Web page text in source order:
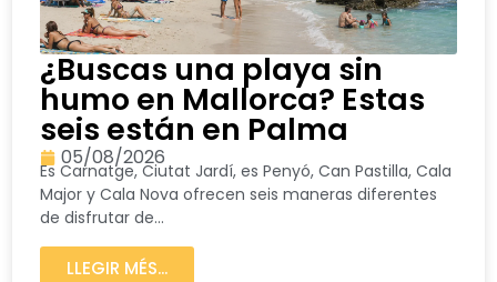
¿Buscas una playa sin
humo en Mallorca? Estas
seis están en Palma
05/08/2026
Es Carnatge, Ciutat Jardí, es Penyó, Can Pastilla, Cala
Major y Cala Nova ofrecen seis maneras diferentes
de disfrutar de...
LLEGIR MÉS...